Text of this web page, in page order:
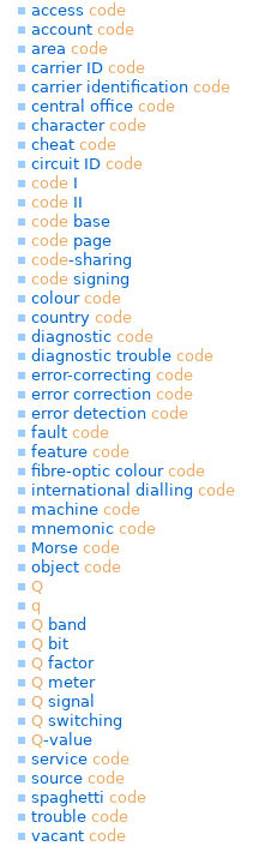
access code
account code
area code
carrier ID code
carrier identification code
central office code
character code
cheat code
circuit ID code
code I
code II
code base
code page
code-sharing
code signing
colour code
country code
diagnostic code
diagnostic trouble code
error-correcting code
error correction code
error detection code
fault code
feature code
fibre-optic colour code
international dialling code
machine code
mnemonic code
Morse code
object code
Q
q
Q band
Q bit
Q factor
Q meter
Q signal
Q switching
Q-value
service code
source code
spaghetti code
trouble code
vacant code